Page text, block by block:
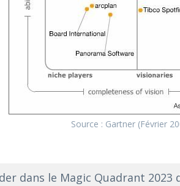
Source : Gartner (Février
dans le Magic Quadrant